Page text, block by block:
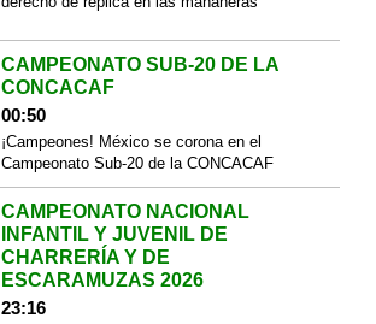
CAMPEONATO SUB-20 DE LA
CONCACAF
00:50
¡Campeones! México se corona en el
Campeonato Sub-20 de la CONCACAF
CAMPEONATO NACIONAL
INFANTIL Y JUVENIL DE
CHARRERÍA Y DE
ESCARAMUZAS 2026
23:16